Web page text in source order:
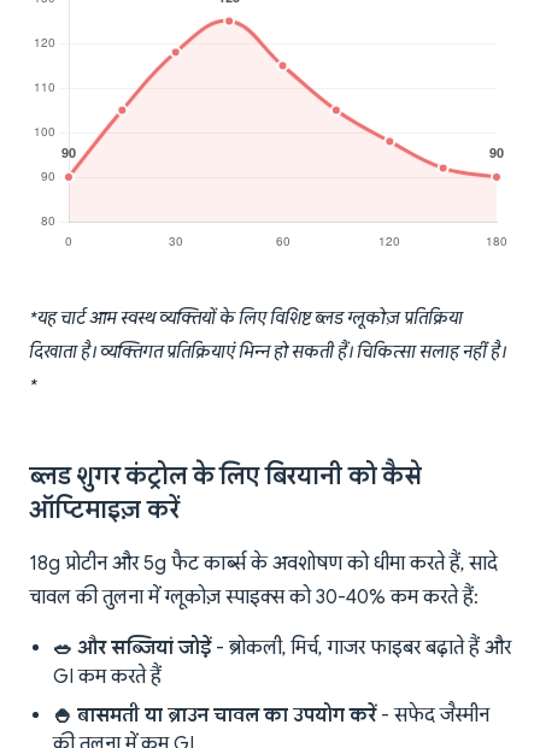
*यह चार्ट आम स्वस्थ व्यक्तियों के लिए विशिष्ट ब्लड ग्लूकोज़ प्रतिक्रिया
दिखाता है। व्यक्तिगत प्रतिक्रियाएं भिन्न हो सकती हैं। चिकित्सा सलाह नहीं है।
*
ब्लड शुगर कंट्रोल के लिए बिरयानी को कैसे
ऑप्टिमाइज़ करें
18g प्रोटीन और 5g फैट कार्ब्स के अवशोषण को धीमा करते हैं, सादे
चावल की तुलना में ग्लूकोज़ स्पाइक्स को 30-40% कम करते हैं:
🥗 और सब्जियां जोड़ें- ब्रोकली, मिर्च, गाजर फाइबर बढ़ाते हैं और
GI कम करते हैं
🍚 बासमती या ब्राउन चावल का उपयोग करें- सफेद जैस्मीन